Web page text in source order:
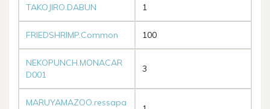
TAKOJIRO.DABUN 1
FRIEDSHRIMP.Common 100
NEKOPUNCH.MONACAR
D001
3
MARUYAMAZOO.ressapa